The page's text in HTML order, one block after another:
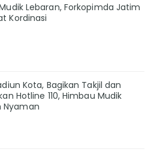
Lebaran, Forkopimda Jatim
Kordinasi
Kota, Bagikan Takjil dan
Hotline 110, Himbau Mudik
Nyaman